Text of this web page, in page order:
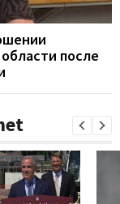
после